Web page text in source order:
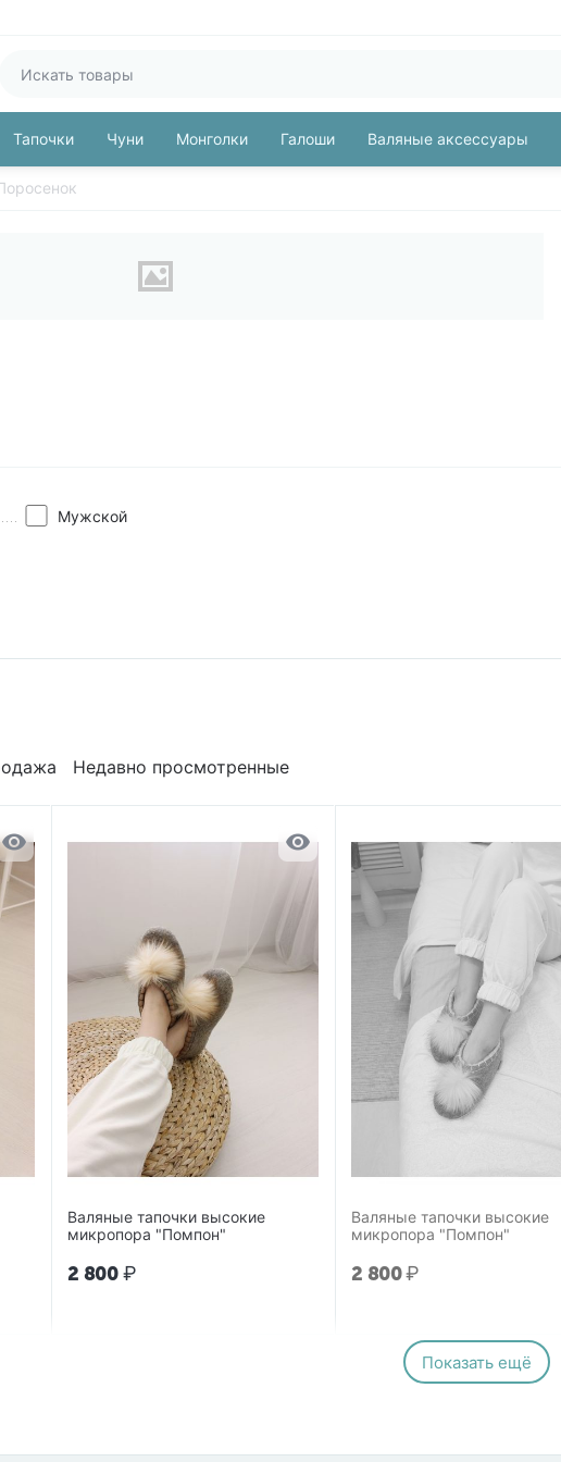
Тапочки Чуни Монголки Галоши Валяные аксессуары
Мужской
Недавно просмотренные
Валяные тапочки высокие
микропора "Помпон"
2 800 ₽
Валяные тапочки высокие
микропора "Помпон"
2 800₽
Показать ещё